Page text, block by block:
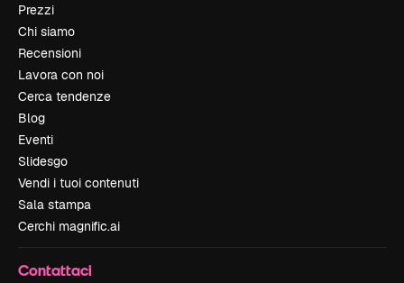
Prezzi
Chi siamo
Recensioni
Lavora con noi
Cerca tendenze
Blog
Eventi
Slidesgo
Vendi i tuoi contenuti
Sala stampa
Cerchi magnific.ai
Contattaci